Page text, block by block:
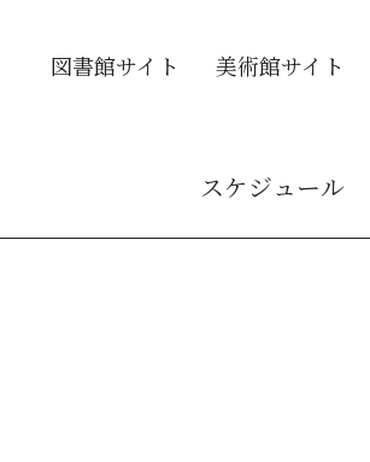
図書館サイト 美術館サイト
スケジュール